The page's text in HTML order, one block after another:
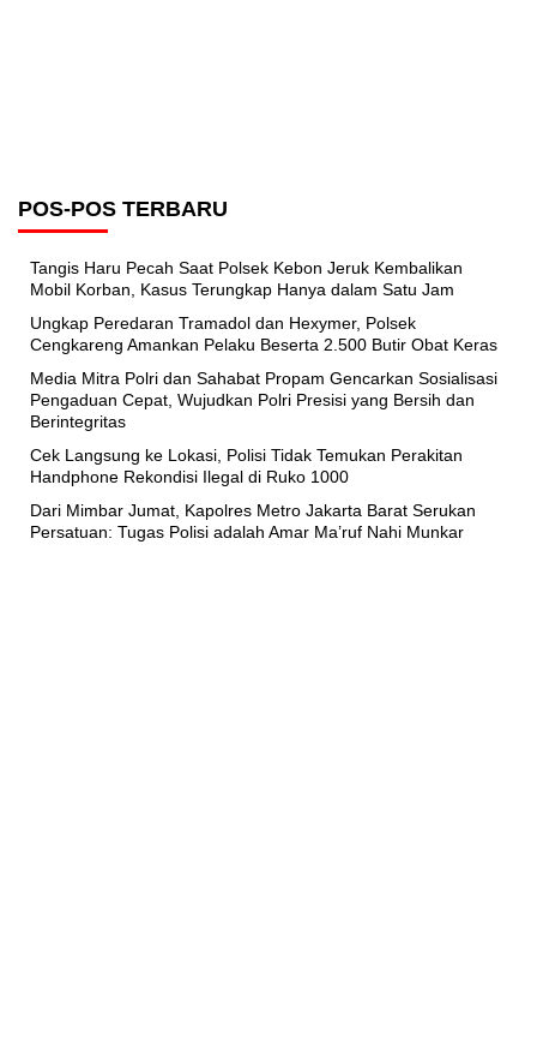
POS-POS TERBARU
Tangis Haru Pecah Saat Polsek Kebon Jeruk Kembalikan
Mobil Korban, Kasus Terungkap Hanya dalam Satu Jam
Ungkap Peredaran Tramadol dan Hexymer, Polsek
Cengkareng Amankan Pelaku Beserta 2.500 Butir Obat Keras
Media Mitra Polri dan Sahabat Propam Gencarkan Sosialisasi
Pengaduan Cepat, Wujudkan Polri Presisi yang Bersih dan
Berintegritas
Cek Langsung ke Lokasi, Polisi Tidak Temukan Perakitan
Handphone Rekondisi Ilegal di Ruko 1000
Dari Mimbar Jumat, Kapolres Metro Jakarta Barat Serukan
Persatuan: Tugas Polisi adalah Amar Ma’ruf Nahi Munkar